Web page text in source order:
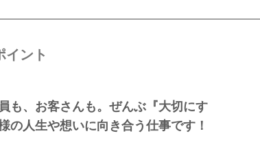
イント
も、お客さんも。ぜんぶ『大切にす
の人生や想いに向き合う仕事です！